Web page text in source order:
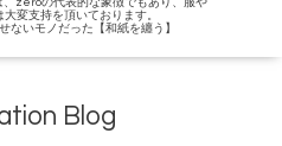
変支持を頂いております。
ないモノだった【和紙を纏う】
Blog